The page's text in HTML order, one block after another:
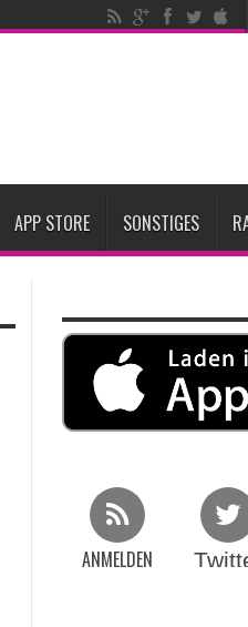
Apple übernimmt Softwarefirma
APP STORE SONSTIGES
ANMELDEN